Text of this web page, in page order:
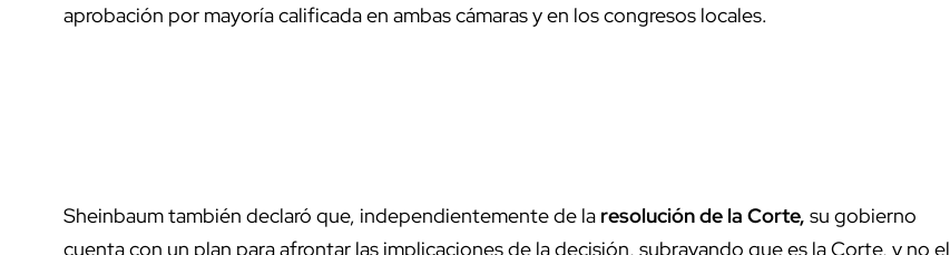
aprobación por mayoría calificada en ambas cámaras y en los congresos locales.
Sheinbaum también declaró que, independientemente de la resolución de la Corte, su gobierno
cuenta con un plan para afrontar las implicaciones de la decisión, subrayando que es la Corte, y no el